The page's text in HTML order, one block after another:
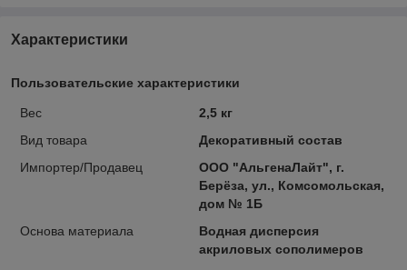
Характеристики
Пользовательские характеристики
Вес
2,5 кг
Вид товара
Декоративный состав
Импортер/Продавец
ООО "АльгенаЛайт", г.
Берёза, ул., Комсомольская,
дом № 1Б
Основа материала
Водная дисперсия
акриловых сополимеров